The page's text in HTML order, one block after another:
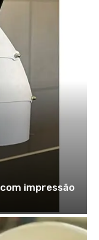
impressão